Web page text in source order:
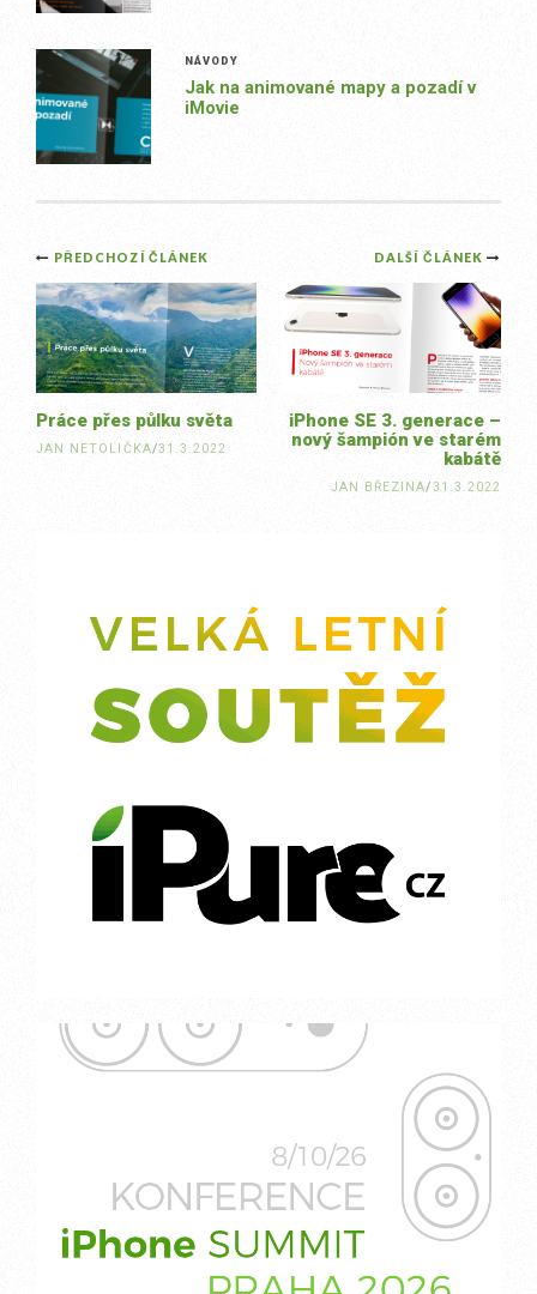
NÁVODY
Jak na animované mapy a pozadí v
iMovie
Post
navigation
DALŠÍ ČLÁNEK
iPhone SE 3. generace –
nový šampión ve starém
kabátě
JAN BŘEZINA/31.3.2022
PŘEDCHOZÍ ČLÁNEK
Práce přes půlku světa
JAN NETOLIČKA/31.3.2022